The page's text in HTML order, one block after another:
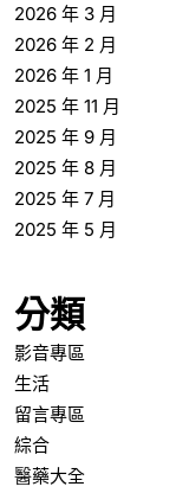
2026 年 3 月
2026 年 2 月
2026 年 1 月
2025 年 11 月
2025 年 9 月
2025 年 8 月
2025 年 7 月
2025 年 5 月
分類
影音專區
生活
留言專區
綜合
醫藥大全